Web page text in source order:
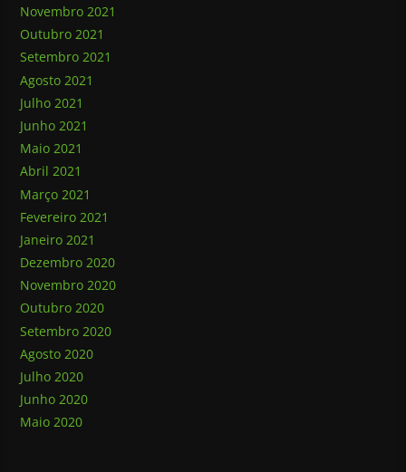
Novembro 2021
Outubro 2021
Setembro 2021
Agosto 2021
Julho 2021
Junho 2021
Maio 2021
Abril 2021
Março 2021
Fevereiro 2021
Janeiro 2021
Dezembro 2020
Novembro 2020
Outubro 2020
Setembro 2020
Agosto 2020
Julho 2020
Junho 2020
Maio 2020